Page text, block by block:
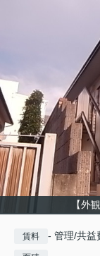
【外
賃料 - 管理/共益